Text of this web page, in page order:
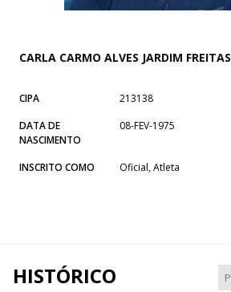
CARLA CARMO ALVES JARDIM FREITAS
CIPA
213138
DATA DE
NASCIMENTO
08-FEV-1975
INSCRITO COMO Oficial, Atleta
HISTÓRICO